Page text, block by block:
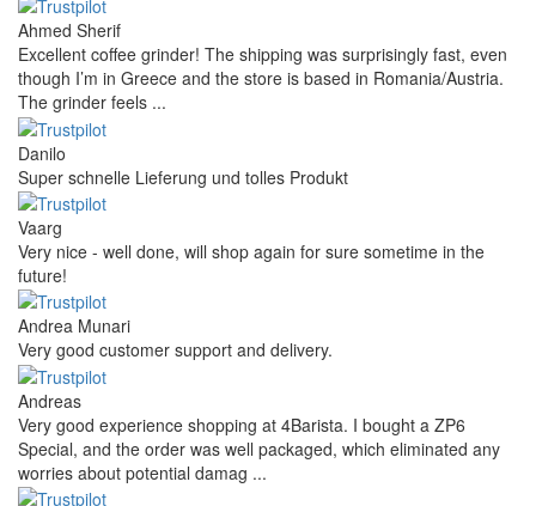
Ahmed Sherif
Excellent coffee grinder! The shipping was surprisingly fast, even
though I’m in Greece and the store is based in Romania/Austria.
The grinder feels ...
Danilo
Super schnelle Lieferung und tolles Produkt
Vaarg
Very nice - well done, will shop again for sure sometime in the
future!
Andrea Munari
Very good customer support and delivery.
Andreas
Very good experience shopping at 4Barista. I bought a ZP6
Special, and the order was well packaged, which eliminated any
worries about potential damag ...